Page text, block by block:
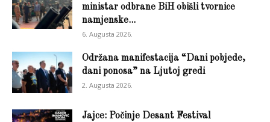
ministar odbrane BiH obišli tvornice
namjenske...
6. Augusta 2026.
Održana manifestacija “Dani pobjede,
dani ponosa” na Ljutoj gredi
2. Augusta 2026.
Jajce: Počinje Desant Festival